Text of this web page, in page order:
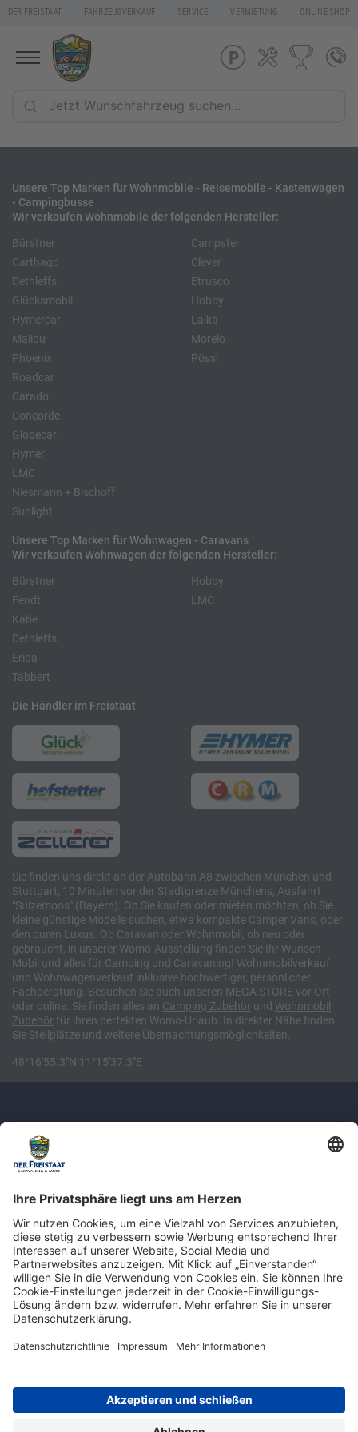
DER FREISTAAT FAHRZEUGVERKAUF SERVICE VERMIETUNG ONLINE SHOP
Unsere Top Marken für Wohnmobile - Reisemobile - Kastenwagen
- Campingbusse
Wir verkaufen Wohnmobile der folgenden Hersteller:
Bürstner
Carthago
Dethleffs
Glücksmobil
Hymercar
Malibu
Phoenix
Roadcar
Campster
Clever
Etrusco
Hobby
Laika
Morelo
Pössl
Carado
Concorde
Globecar
Hymer
LMC
Niesmann + Bischoff
Sunlight
Unsere Top Marken für Wohnwagen - Caravans
Wir verkaufen Wohnwagen der folgenden Hersteller:
Bürstner
Fendt
Kabe
Hobby
LMC
Dethleffs
Eriba
Tabbert
Die Händler im Freistaat
Sie finden uns direkt an der Autobahn A8 zwischen München und
Stuttgart, 10 Minuten vor der Stadtgrenze Münchens, Ausfahrt
"Sulzemoos" (Bayern). Ob Sie kaufen oder mieten möchten, ob Sie
kleine günstige Modelle suchen, etwa kompakte Camper Vans, oder
den puren Luxus. Ob Caravan oder Wohnmobil, ob neu oder
gebraucht, in unserer Womo-Ausstellung finden Sie Ihr Wunsch-
Mobil und alles für Camping und Caravaning! Wohnmobilverkauf
und Wohnwagenverkauf inklusive hochwertiger, persönlicher
Fachberatung. Besuchen Sie auch unseren MEGA STORE vor Ort
oder online. Sie finden alles an Camping Zubehör und Wohnmobil
Zubehör für ihren perfekten Womo-Urlaub. In direkter Nähe finden
Sie Stellplätze und weitere Übernachtungsmöglichkeiten.
48°16'55.3"N 11°15'37.3"E
Newsletter: Jetzt auf
shop.derfreistaat.de anmelden und
einen 5€ Gutschein für unseren Online-
Shop erhalten!*
Impressum Datenschutz Barrierefreiheit